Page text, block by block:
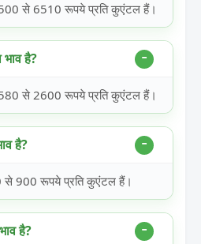
से 6510 रूपये प्रति कुएंटल हैं।
है?
से 2600 रूपये प्रति कुएंटल हैं।
है?
900 रूपये प्रति कुएंटल हैं।
है?